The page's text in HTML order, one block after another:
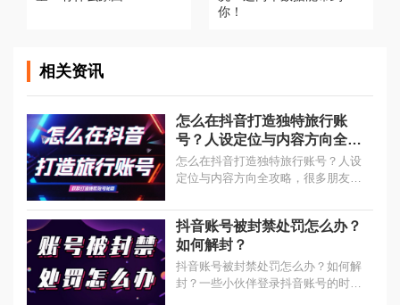
你！
相关资讯
怎么在抖音打造独特旅行账
号？人设定位与内容方向全攻
略
怎么在抖音打造独特旅行账号？人设
定位与内容方向全攻略，很多朋友想
觉大家都在做旅行内容，自己咋做才
能让人记住、吸引更多人看呢？...
抖音账号被封禁处罚怎么办？
如何解封？
抖音账号被封禁处罚怎么办？如何解
封？一些小伙伴登录抖音账号的时